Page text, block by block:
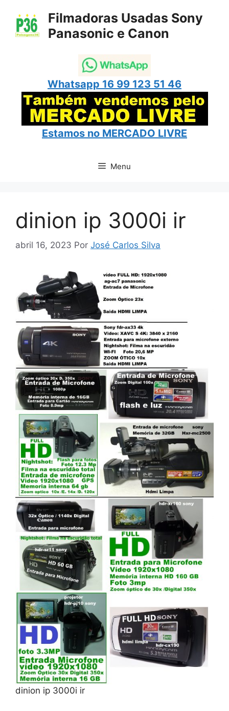
para
Filmadoras Usadas Sony
Panasonic e Canon
Whatsapp 16 99 123 51 46
Estamos no MERCADO LIVRE
Menu
dinion ip 3000i ir
abril 16, 2023 Por José Carlos Silva
dinion ip 3000i ir